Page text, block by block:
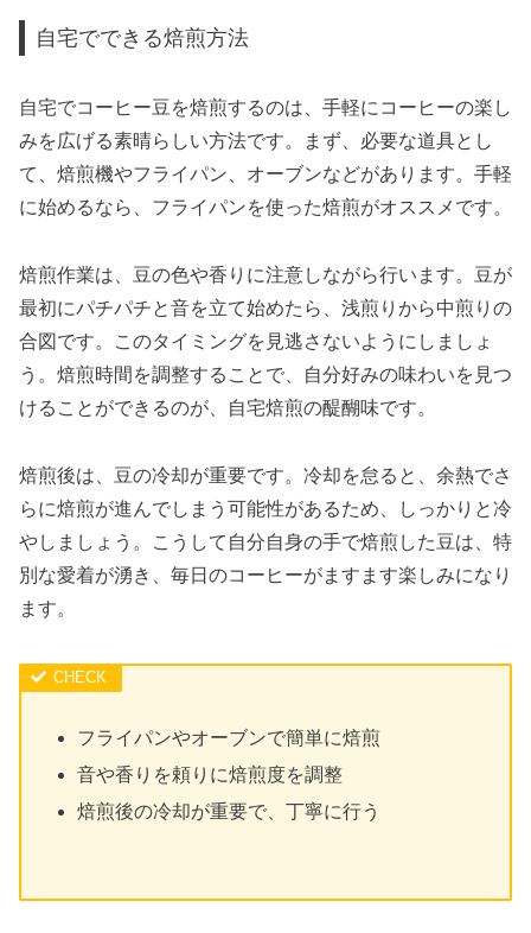
自宅でできる焙煎方法
自宅でコーヒー豆を焙煎するのは、手軽にコーヒーの楽し
みを広げる素晴らしい方法です。まず、必要な道具とし
て、焙煎機やフライパン、オーブンなどがあります。手軽
に始めるなら、フライパンを使った焙煎がオススメです。
焙煎作業は、豆の色や香りに注意しながら行います。豆が
最初にパチパチと音を立て始めたら、浅煎りから中煎りの
合図です。このタイミングを見逃さないようにしましょ
う。焙煎時間を調整することで、自分好みの味わいを見つ
けることができるのが、自宅焙煎の醍醐味です。
焙煎後は、豆の冷却が重要です。冷却を怠ると、余熱でさ
らに焙煎が進んでしまう可能性があるため、しっかりと冷
やしましょう。こうして自分自身の手で焙煎した豆は、特
別な愛着が湧き、毎日のコーヒーがますます楽しみになり
ます。
フライパンやオーブンで簡単に焙煎
音や香りを頼りに焙煎度を調整
焙煎後の冷却が重要で、丁寧に行う